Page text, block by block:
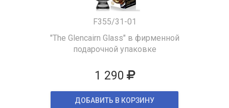
F355/31-01
"The Glencairn Glass" в фирменной
подарочной упаковке
1 290
ДОБАВИТЬ В КОРЗИНУ